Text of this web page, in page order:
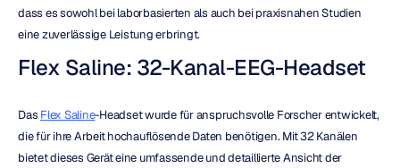
dass es sowohl bei laborbasierten als auch bei praxisnahen Studien
eine zuverlässige Leistung erbringt.
Flex Saline: 32-Kanal-EEG-Headset
Das Flex Saline-Headset wurde für anspruchsvolle Forscher entwickelt,
die für ihre Arbeit hochauflösende Daten benötigen. Mit 32 Kanälen
bietet dieses Gerät eine umfassende und detaillierte Ansicht der